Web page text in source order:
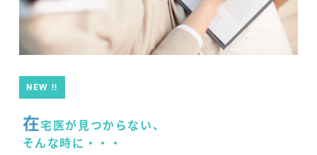
NEW !!
在宅医が見つからない、
そんな時に・・・